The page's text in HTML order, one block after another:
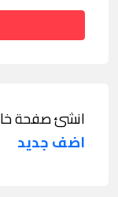
انشئ صفحة
اضف جديد